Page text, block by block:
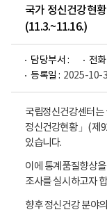
국가 정신건강현
(11.3.~11.16.)
담당부서 : 전
등록일 : 2025-10-
국립정신건강센터
정신건강현황」(제
있습니다.
이에 통계품질향상
조사를 실시하고자
향후 정신건강 분야